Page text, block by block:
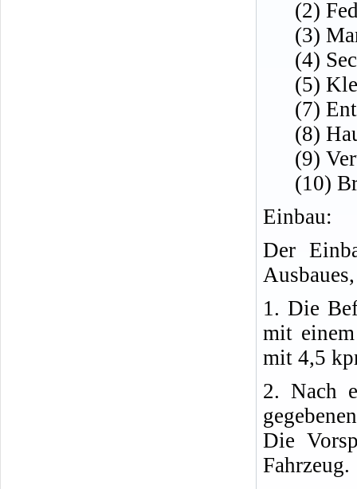
(2)
(3)
(4)
(5)
(7)
(8)
(9)
(10)
Einbau:
Der
1. Die
mit
mit 4,5
2. Nach
Die
Fahrzeug.